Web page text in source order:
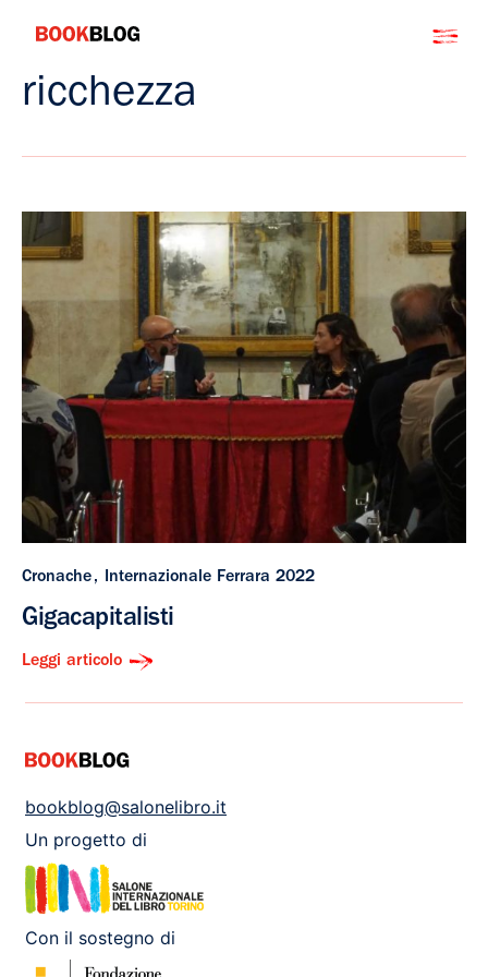
contenuto
Bookblog
ricchezza
Cronache Internazionale Ferrara 2022
Gigacapitalisti
Leggi articolo
bookblog@salonelibro.it
Un progetto di
Con il sostegno di